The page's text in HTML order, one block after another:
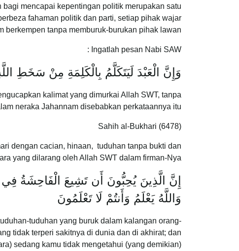
mencapai kepentingan politik merupakan satu
fahaman politik dan parti, setiap pihak wajar
tanpa memburuk-burukan pihak lawan.
Ingatlah pesan Nabi SAW :
وَإِنَّ الْعَبْدَ لَيَتَكَلَّمُ بِالْكَلِمَةِ مِنْ سَخَطِ
kalimat yang dimurkai Allah SWT, tanpa
neraka Jahannam disebabkan perkataannya itu.
Sahih al-Bukhari (6478)
dengan cacian, hinaan, tuduhan tanpa bukti dan
yang dilarang oleh Allah SWT dalam firman-Nya:
إِنَّ الَّذِينَ يُحِبُّونَ أَن تَشِيعَ الْفَاحِشَةُ فِي
وَاللَّهُ يَعْلَمُ وَأَنتُمْ لَا تَعْلَمُونَ
tuduhan yang buruk dalam kalangan orang-
tidak terperi sakitnya di dunia dan di akhirat; dan
sedang kamu tidak mengetahui (yang demikian).